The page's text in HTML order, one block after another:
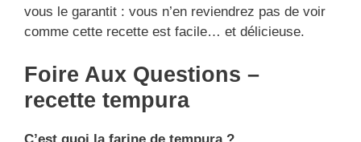
vous le garantit : vous n’en reviendrez pas de voir
comme cette recette est facile… et délicieuse.
Foire Aux Questions –
recette tempura